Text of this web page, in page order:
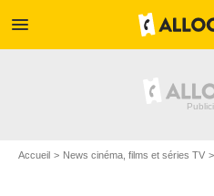
menu
Accueil News cinéma, films et séries TV